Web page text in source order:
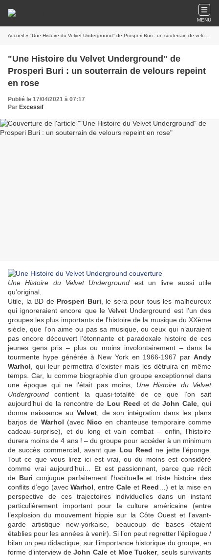
MENU
Accueil » "Une Histoire du Velvet Underground" de Prosperi Buri : un souterrain de velours repeint en rose
"Une Histoire du Velvet Underground" de
Prosperi Buri : un souterrain de velours repeint
en rose
Publié le 17/04/2021 à 07:17
Par Excessif
Une Histoire du Velvet Underground est un livre aussi utile
qu’original.
Utile, la BD de Prosperi Buri , le sera pour tous les malheureux
qui ignoreraient encore que le Velvet Underground est l’un des
groupes les plus importants de l’histoire de la musique du XXème
siècle, que l’on aime ou pas sa musique, ou ceux qui n’auraient
pas encore découvert l’étonnante et paradoxale histoire de ces
jeunes gens pris – plus ou moins involontairement – dans la
tourmente hype générée à New York en 1966-1967 par Andy
Warhol , qui leur permettra d’exister mais les détruira en même
temps. Car, lu comme biographie d’un groupe exceptionnel dans
une époque qui ne l’était pas moins, Une Histoire du Velvet
Underground contient la quasi-totalité de ce que l’on sait
aujourd’hui de la rencontre de Lou Reed et deJohn Cale , qui
donna naissance au Velvet, de son intégration dans les plans
barjos de Warhol (avec Nico en chanteuse temporaire comme
cadeau-surprise), et du long et vain combat – enfin, l’histoire
durera moins de 4 ans ! – du groupe pour accéder à un minimum
de succès commercial, avant que Lou Reed ne jette l’éponge.
Tout ce que vous lirez ici est vrai, ou du moins est considéré
comme vrai aujourd’hui… Et est passionnant, parce que récit
de Buri conjugue parfaitement l’habituelle et triste histoire des
conflits d’ego (avecWarhol , entreCale et Reed …) et la mise en
perspective de ces trajectoires individuelles dans un instant
particulièrement important pour la culture américaine (entre
l’explosion du mouvement hippie sur la Côte Ouest et l’avant-
garde artistique new-yorkaise, beaucoup de bases étaient
établies pour les années à venir). Si l’on peut regretter l’épilogue /
bilan un peu didactique, sur l’importance historique du groupe, en
forme d’interview deJohn Cale et Moe Tucker, seuls survivants